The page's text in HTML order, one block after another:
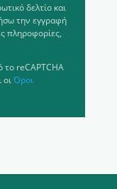
δελτίο και
την εγγραφή
πληροφορίες,
το reCAPTCHA
οιΌροι